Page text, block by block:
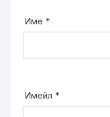
Име *
Имейл *